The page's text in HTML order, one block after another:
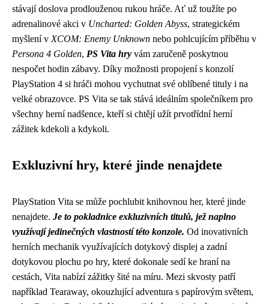
stávají doslova prodlouženou rukou hráče. Ať už toužíte po
adrenalinové akci v Uncharted: Golden Abyss, strategickém
myšlení v XCOM: Enemy Unknown nebo pohlcujícím příběhu v
Persona 4 Golden, PS Vita hry vám zaručeně poskytnou
nespočet hodin zábavy. Díky možnosti propojení s konzolí
PlayStation 4 si hráči mohou vychutnat své oblíbené tituly i na
velké obrazovce. PS Vita se tak stává ideálním společníkem pro
všechny herní nadšence, kteří si chtějí užít prvotřídní herní
zážitek kdekoli a kdykoli.
Exkluzivní hry, které jinde nenajdete
PlayStation Vita se může pochlubit knihovnou her, které jinde
nenajdete. Je to pokladnice exkluzivních titulů, jež naplno
využívají jedinečných vlastností této konzole. Od inovativních
herních mechanik využívajících dotykový displej a zadní
dotykovou plochu po hry, které dokonale sedí ke hraní na
cestách, Vita nabízí zážitky šité na míru. Mezi skvosty patří
například Tearaway, okouzlující adventura s papírovým světem,